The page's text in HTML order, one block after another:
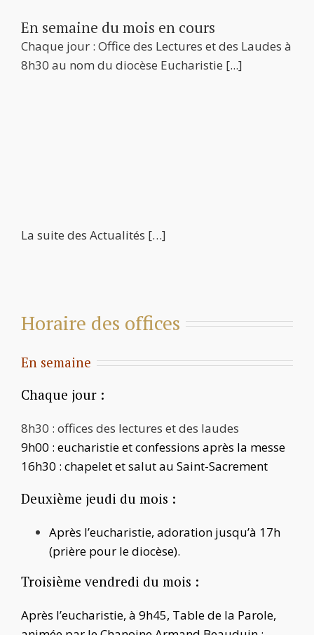
En semaine du mois en cours
Chaque jour : Office des Lectures et des Laudes à
8h30 au nom du diocèse Eucharistie [...]
La suite des Actualités […]
Horaire des offices
En semaine
Chaque jour :
8h30 : offices des lectures et des laudes
9h00 : eucharistie et confessions après la messe
16h30 : chapelet et salut au Saint-Sacrement
Deuxième jeudi du mois :
Après l’eucharistie, adoration jusqu’à 17h
(prière pour le diocèse).
Troisième vendredi du mois :
Après l’eucharistie, à 9h45, Table de la Parole,